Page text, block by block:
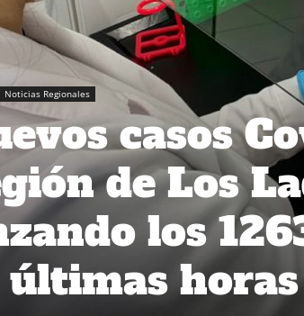
Noticias Regionales
casos
de Los
los
últimas horas